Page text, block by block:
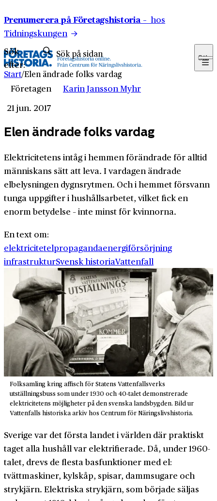
Prenumerera på Företagshistoria – hos
Tidningskungen
Sök
efter:
Sök
Start/Elen ändrade folks vardag
Företagen
Karin Jansson Myhr
21 jun. 2017
Elen ändrade folks vardag
Elektricitetens intåg i hemmen förändrade för alltid
människans sätt att leva. I vardagen ändrade
elbelysningen dygnsrytmen. Och i hemmet försvann
tunga uppgifter i hushållsarbetet, vilket fick en
enorm betydelse – inte minst för kvinnorna.
En text om:
elektricitetelpropagandaenergiförsörjning
infrastrukturSvensk historiaVattenfall
Folksamling kring affisch för Statens Vattenfallsverks
utställningsbuss som under 1930 och 40-talet demonstrerade
elektricitetens möjligheter på den svenska landsbygden. Bild ur
Vattenfalls historiska arkiv hos Centrum för Näringslivshistoria.
Sverige var det första landet i världen där praktiskt
taget alla hushåll var elektrifierade. Då, under 1960-
talet, drevs de flesta basfunktioner med el:
tvättmaskiner, kylskåp, spisar, dammsugare och
strykjärn. Elektriska strykjärn, som började säljas